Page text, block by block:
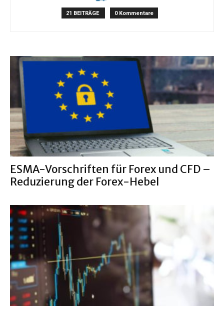
21 BEITRÄGE 0 Kommentare
ESMA-Vorschriften für Forex und CFD –
Reduzierung der Forex-Hebel